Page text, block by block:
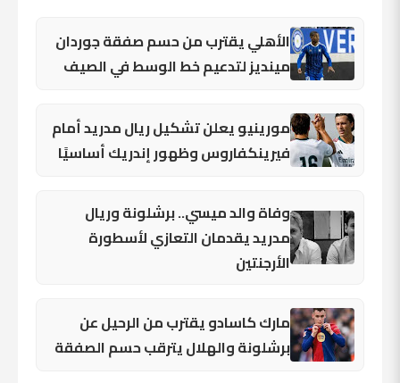
الأهلي يقترب من حسم صفقة جوردان
مينديز لتدعيم خط الوسط في الصيف
مورينيو يعلن تشكيل ريال مدريد أمام
فيرينكفاروس وظهور إندريك أساسيًا
وفاة والد ميسي.. برشلونة وريال
مدريد يقدمان التعازي لأسطورة
الأرجنتين
مارك كاسادو يقترب من الرحيل عن
برشلونة والهلال يترقب حسم الصفقة